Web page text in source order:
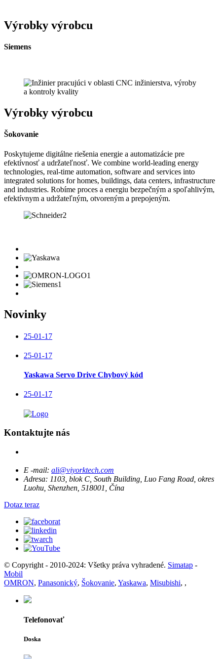
Výrobky výrobcu
Siemens
Výrobky výrobcu
Šokovanie
Poskytujeme digitálne riešenia energie a automatizácie pre
efektívnosť a udržateľnosť. We combine world-leading energy
technologies, real-time automation, software and services into
integrated solutions for homes, buildings, data centers, infrastructure
and industries. Robíme proces a energiu bezpečným a spoľahlivým,
efektívnym a udržateľným, otvoreným a prepojeným.
Novinky
25-01-17
25-01-17
Yaskawa Servo Drive Chybový kód
25-01-17
Kontaktujte nás
E -mail: ali@viyorktech.com
Adresa: 1103, blok C, South Building, Luo Fang Road, okres
Luohu, Shenzhen, 518001, Čína
Dotaz teraz
© Copyright - 2010-2024: Všetky práva vyhradené. Simatap -
Mobil
OMRON, Panasonický, Šokovanie, Yaskawa, Misubishi, ,
Telefonovať
Doska